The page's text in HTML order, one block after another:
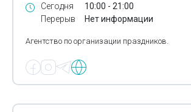
Защита от молний
Инжиниринг
Инспекция по предотгрузочным работам
Интернет-магазины
Сегодня
Перерыв
10:00 - 21:00
Нет информации
Агентство по организации праздников.